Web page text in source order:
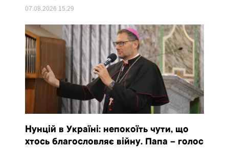
07.08.2026 15:29
Нунцій в Україні: непокоїть чути, що
хтось благословляє війну. Папа – голос